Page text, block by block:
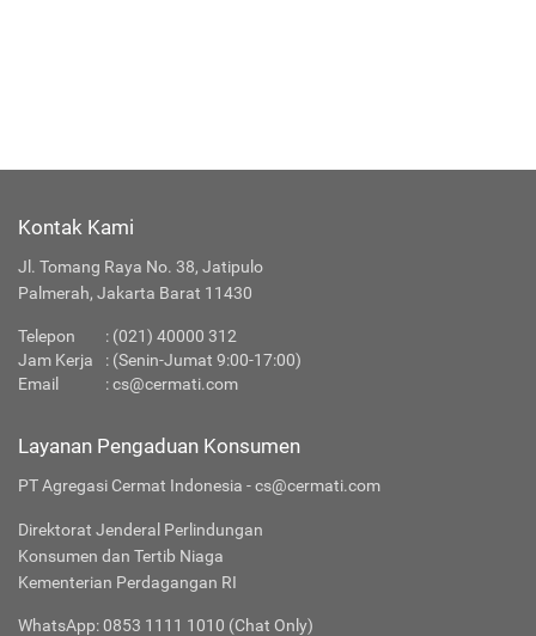
Kontak Kami
Jl. Tomang Raya No. 38, Jatipulo
Palmerah, Jakarta Barat 11430
Telepon : (021) 40000 312
Jam Kerja
: (Senin-Jumat 9:00-17:00)
Email
:cs@cermati.com
Layanan Pengaduan Konsumen
PT Agregasi Cermat Indonesia - cs@cermati.com
Direktorat Jenderal Perlindungan
Konsumen dan Tertib Niaga
Kementerian Perdagangan RI
WhatsApp: 0853 1111 1010 (Chat Only)